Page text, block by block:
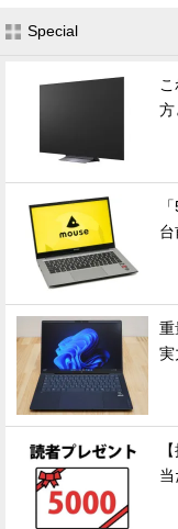
Special
方
重
実